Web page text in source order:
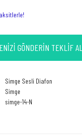
GÖNDERİN TEKLİF
Simge Sesli Diafon
Simge
simge-14-N